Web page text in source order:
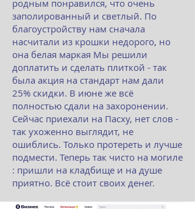
родным понравился, что очень
заполированный и светлый. По
благоустройству нам сначала
насчитали из крошки недорого, но
она белая маркая Мы решили
доплатить и сделать плиткой - так
была акция на стандарт нам дали
25% скидки. В июне же всё
полностью сдали на захоронении.
Сейчас приехали на Пасху, нет слов -
так ухоженно выглядит, не
ошиблись. Только протереть и лучше
подмести. Теперь так чисто на могиле
: пришли на кладбище и на душе
приятно. Всё стоит своих денег.